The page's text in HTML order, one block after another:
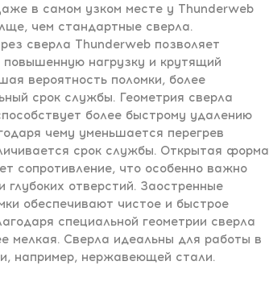
в самом узком месте у Thunderweb
чем стандартные сверла.
сверла Thunderweb позволяет
нагрузку и крутящий
вероятность поломки, более
срок службы. Геометрия сверла
более быстрому удалению
чему уменьшается перегрев
срок службы. Открытая форма
сопротивление, что особенно важно
глубоких отверстий. Заостренные
обеспечивают чистое и быстрое
специальной геометрии сверла
мелкая. Сверла идеальны для работы в
например, нержавеющей стали.